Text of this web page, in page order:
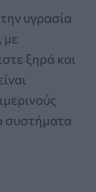
υγρασία
με
ξηρά και
συστήματα